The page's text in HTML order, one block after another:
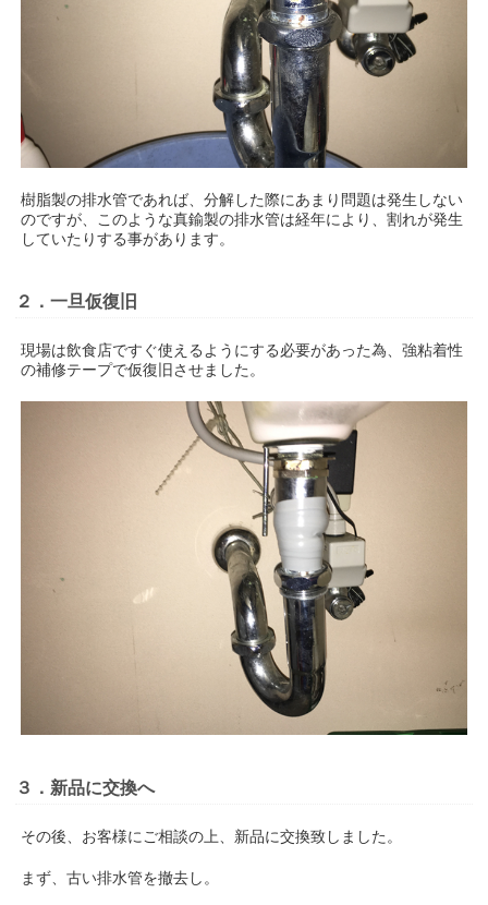
樹脂製の排水管であれば、分解した際にあまり問題は発生しない
のですが、このような真鍮製の排水管は経年により、割れが発生
していたりする事があります。
２．一旦仮復旧
現場は飲食店ですぐ使えるようにする必要があった為、強粘着性
の補修テープで仮復旧させました。
３．新品に交換へ
その後、お客様にご相談の上、新品に交換致しました。
まず、古い排水管を撤去し。